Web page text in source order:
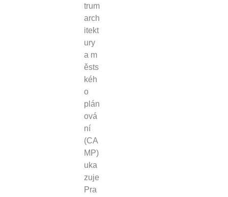
trum
arch
itekt
ury
a m
ěsts
kéh
o
plán
ová
ní
(CA
MP)
uka
zuje
Pra